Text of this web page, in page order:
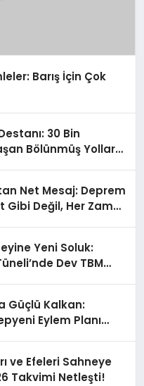
Barış İçin Çok
30 Bin
Bölünmüş Yollar
Net Mesaj: Deprem
Değil, Her Zaman
Yeni Soluk:
Dev TBM
Güçlü Kalkan:
Eylem Planı
ve Efeleri Sahneye
Takvimi Netleşti!